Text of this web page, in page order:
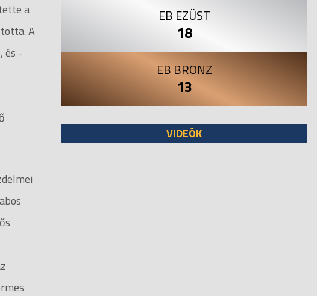
a
A
és -
EB EZÜST
18
EB BRONZ
13
VIDEÓK